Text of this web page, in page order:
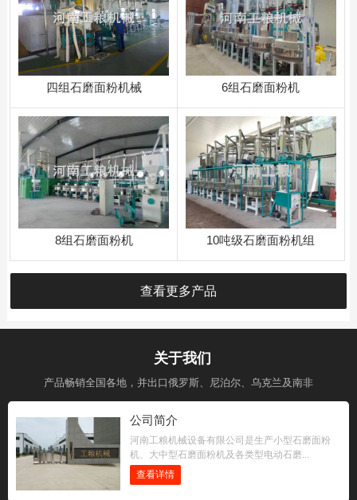
四组石磨面粉机械 ​6组石磨面粉机
8组石磨面粉机 10吨级石磨面粉机组
查看更多产品
关于我们
产品畅销全国各地，并出口俄罗斯、尼泊尔、乌克兰及南非
公司简介
河南工粮机械设备有限公司是生产小型石磨面粉
机、大中型石磨面粉机及各类型电动石磨...
查看详情